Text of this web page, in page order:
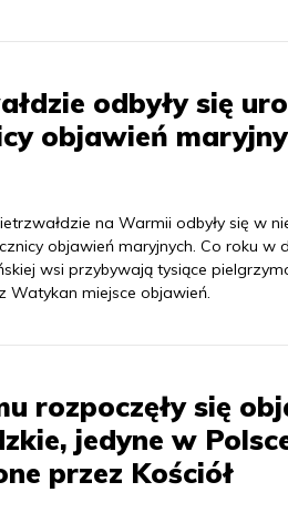
odbyły się
objawień
na Warmii odbyły się w
objawień maryjnych. Co roku w
wsi przybywają tysiące
Watykan miejsce objawień.
rozpoczęły się
jedyne w
przez Kościół